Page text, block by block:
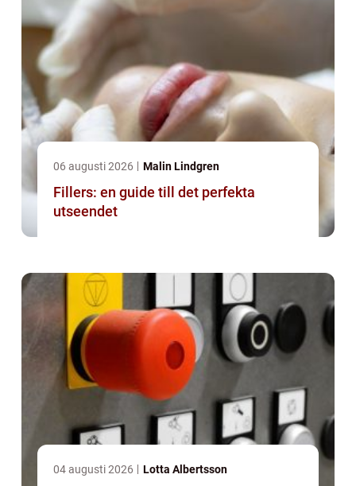
06 augusti 2026 Malin Lindgren
Fillers: en guide till det perfekta
utseendet
04 augusti 2026 Lotta Albertsson